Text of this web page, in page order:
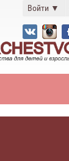
Войти ▼